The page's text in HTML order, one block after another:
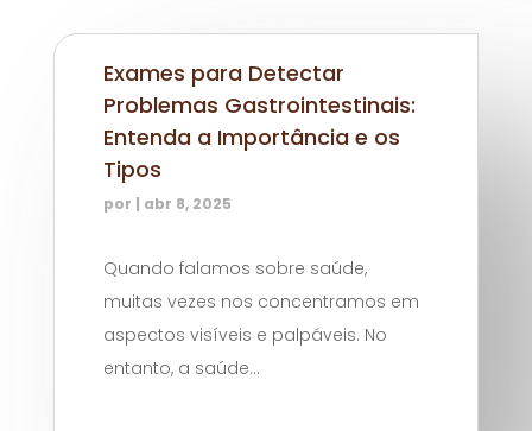
Exames para Detectar
Problemas Gastrointestinais:
Entenda a Importância e os
Tipos
por | abr 8, 2025
Quando falamos sobre saúde,
muitas vezes nos concentramos em
aspectos visíveis e palpáveis. No
entanto, a saúde...